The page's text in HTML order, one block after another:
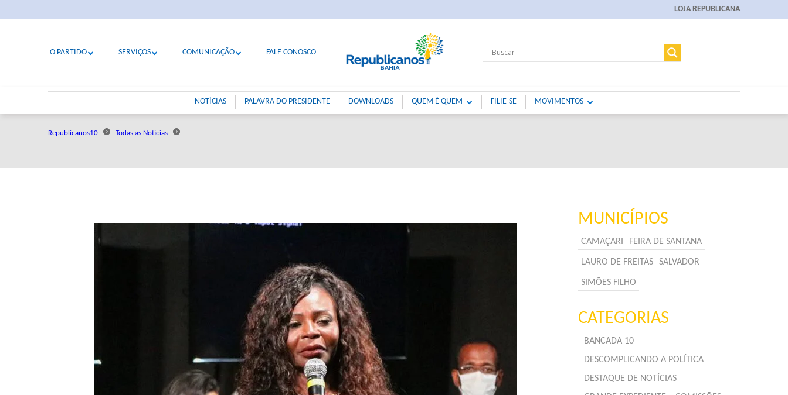
LOJA REPUBLICANA
O PARTIDO SERVIÇOS COMUNICAÇÃO FALE CONOSCO
NOTÍCIAS PALAVRA DO PRESIDENTE DOWNLOADS QUEM É QUEM FILIE-SE MOVIMENTOS
Republicanos10 Todas as Notícias
MUNICÍPIOS
CAMAÇARI FEIRA DE SANTANA
LAURO DE FREITAS SALVADOR
SIMÕES FILHO
CATEGORIAS
BANCADA 10
DESCOMPLICANDO A POLÍTICA
DESTAQUE DE NOTÍCIAS